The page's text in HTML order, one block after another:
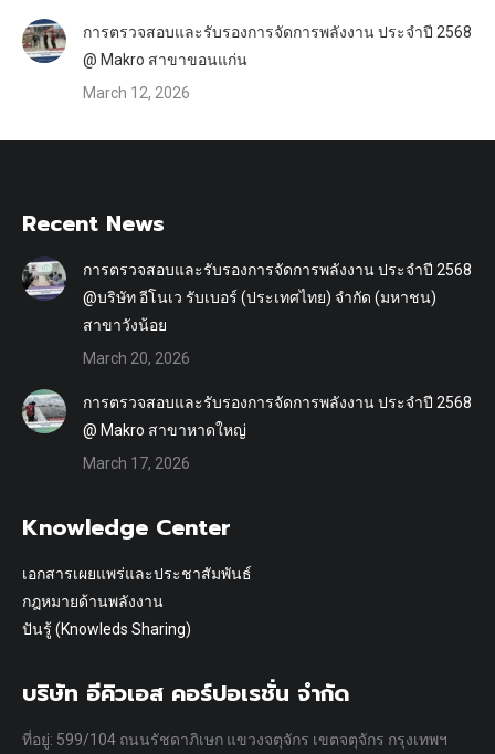
การตรวจสอบและรับรองการจัดการพลังงาน ประจำปี 2568
@ Makro สาขาขอนแก่น
March 12, 2026
Recent News
การตรวจสอบและรับรองการจัดการพลังงาน ประจำปี 2568
@บริษัท อีโนเว รับเบอร์ (ประเทศไทย) จำกัด (มหาชน)
สาขาวังน้อย
March 20, 2026
การตรวจสอบและรับรองการจัดการพลังงาน ประจำปี 2568
@ Makro สาขาหาดใหญ่
March 17, 2026
Knowledge Center
เอกสารเผยแพร่และประชาสัมพันธ์
กฎหมายด้านพลังงาน
ปันรู้ (Knowleds Sharing)
บริษัท อีคิวเอส คอร์ปอเรชั่น จำกัด
ที่อยู่: 599/104 ถนนรัชดาภิเษก แขวงจตุจักร เขตจตุจักร กรุงเทพฯ